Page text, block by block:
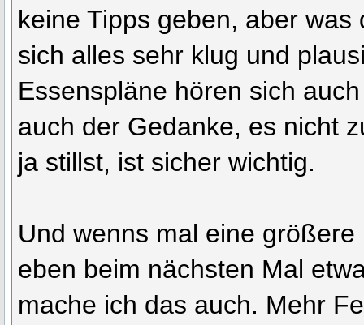
keine Tipps geben, aber was
sich alles sehr klug und
Essenspläne hören sich
auch der Gedanke, es nicht
ja stillst, ist sicher wichtig.
Und wenns mal eine
eben beim nächsten Mal
mache ich das auch. Mehr